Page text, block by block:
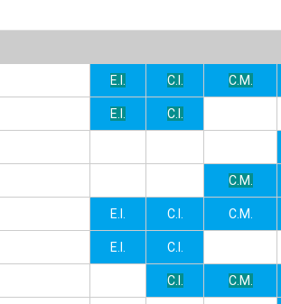
E.I. C.I. C.M.
E.I. C.I.
C.M.
E.I. C.I. C.M.
E.I. C.I.
C.I. C.M.